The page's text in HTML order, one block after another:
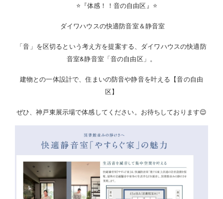
⭐️『体感！！音の自由区』⭐
ダイワハウスの快適防音室＆静音室
「音」を区切るという考え方を提案する、ダイワハウスの快適防
音室&静音室「音の自由区」。
建物との一体設計で、住まいの防音や静音を叶える【音の自由
区】
ぜひ、神戸東展示場で体感してください。お待ちしております😌